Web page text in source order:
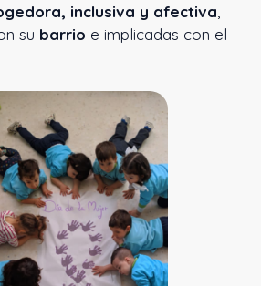
inclusiva y afectiva
su barrio e implicadas con el